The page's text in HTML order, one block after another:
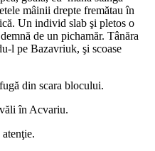
mâinii drepte fremătau în
Un individ slab şi pletos o
de un pichamăr. Tânăra
l pe Bazavriuk, şi scoase
din scara blocului.
în Acvariu.